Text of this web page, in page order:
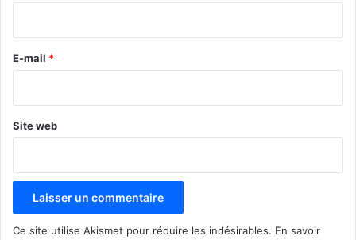
e
E-mail *
Site web
Ce site utilise Akismet pour réduire les indésirables. En savoir